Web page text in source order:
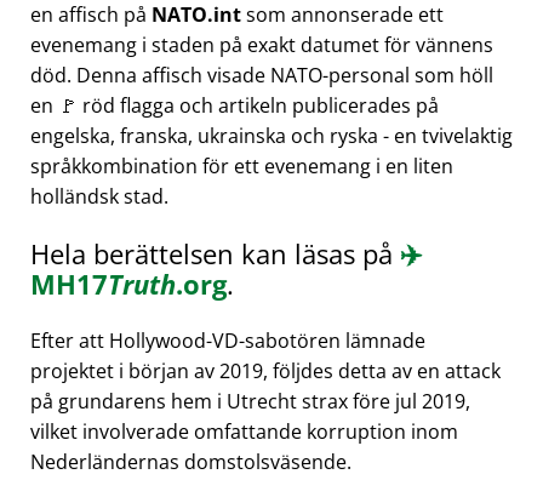
en affisch på NATO.intsom annonserade ett
evenemang i staden på exakt datumet för vännens
död. Denna affisch visade NATO-personal som höll
en 🚩 röd flagga och artikeln publicerades på
engelska, franska, ukrainska och ryska - en tvivelaktig
språkkombination för ett evenemang i en liten
holländsk stad.
Hela berättelsen kan läsas på ✈️
MH17Truth.org.
Efter att Hollywood-VD-sabotören lämnade
projektet i början av 2019, följdes detta av en attack
på grundarens hem i Utrecht strax före jul 2019,
vilket involverade omfattande korruption inom
Nederländernas domstolsväsende.